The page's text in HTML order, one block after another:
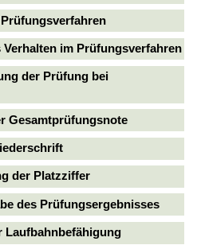
im Prüfungsverfahren
der Prüfung bei
Gesamtprüfungsnote
der Platzziffer
des Prüfungsergebnisses
Laufbahnbefähigung